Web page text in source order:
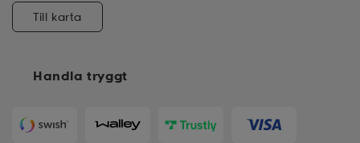
Handla tryggt
Till karta